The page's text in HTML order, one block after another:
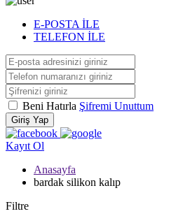
E-POSTA İLE
TELEFON İLE
Beni Hatırla Şifremi Unuttum
Giriş Yap
Kayıt Ol
Anasayfa
bardak silikon kalıp
Filtre